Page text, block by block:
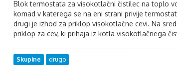
Blok termostata za visokotlačni čistilec na toplo
komad v katerega se na eni strani privije
drugi je izhod za priklop visokotlačne cevi. Na
priklop za cev, ki prihaja iz kotla visokotlačnega
Skupine drugo